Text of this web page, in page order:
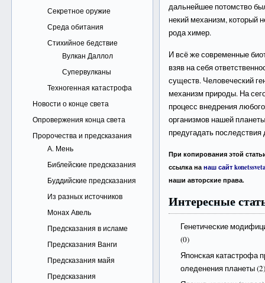
Секретное оружие
Среда обитания
Стихийное бедствие
Вулкан Даллол
Супервулканы
Техногенная катастрофа
Новости о конце света
Опровержения конца света
Пророчества и предсказания
А. Мень
Библейские предсказания
Буддийские предсказания
Из разных источников
Монах Авель
Предсказания в исламе
Предсказания Ванги
Предсказания майя
Предсказания
дальнейшее потомство
некий механизм, который
рода химер.
И всё же современные
взяв на себя
существ. Человеческий
механизм природы. На
процесс внедрения
организмов нашей
предугадать
При копирования этой
ссылка нанаш сайт
наши авторские права.
Интересные
Генетические
(0)
Японская катастрофа
оледенения планеты